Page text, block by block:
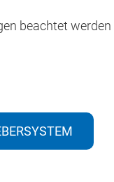
beachtet